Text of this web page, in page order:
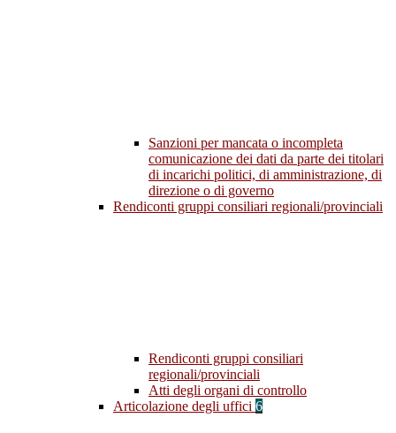
Sanzioni per mancata o incompleta
comunicazione dei dati da parte dei titolari
di incarichi politici, di amministrazione, di
direzione o di governo
Rendiconti gruppi consiliari regionali/provinciali
Rendiconti gruppi consiliari
regionali/provinciali
Atti degli organi di controllo
Articolazione degli uffici 6